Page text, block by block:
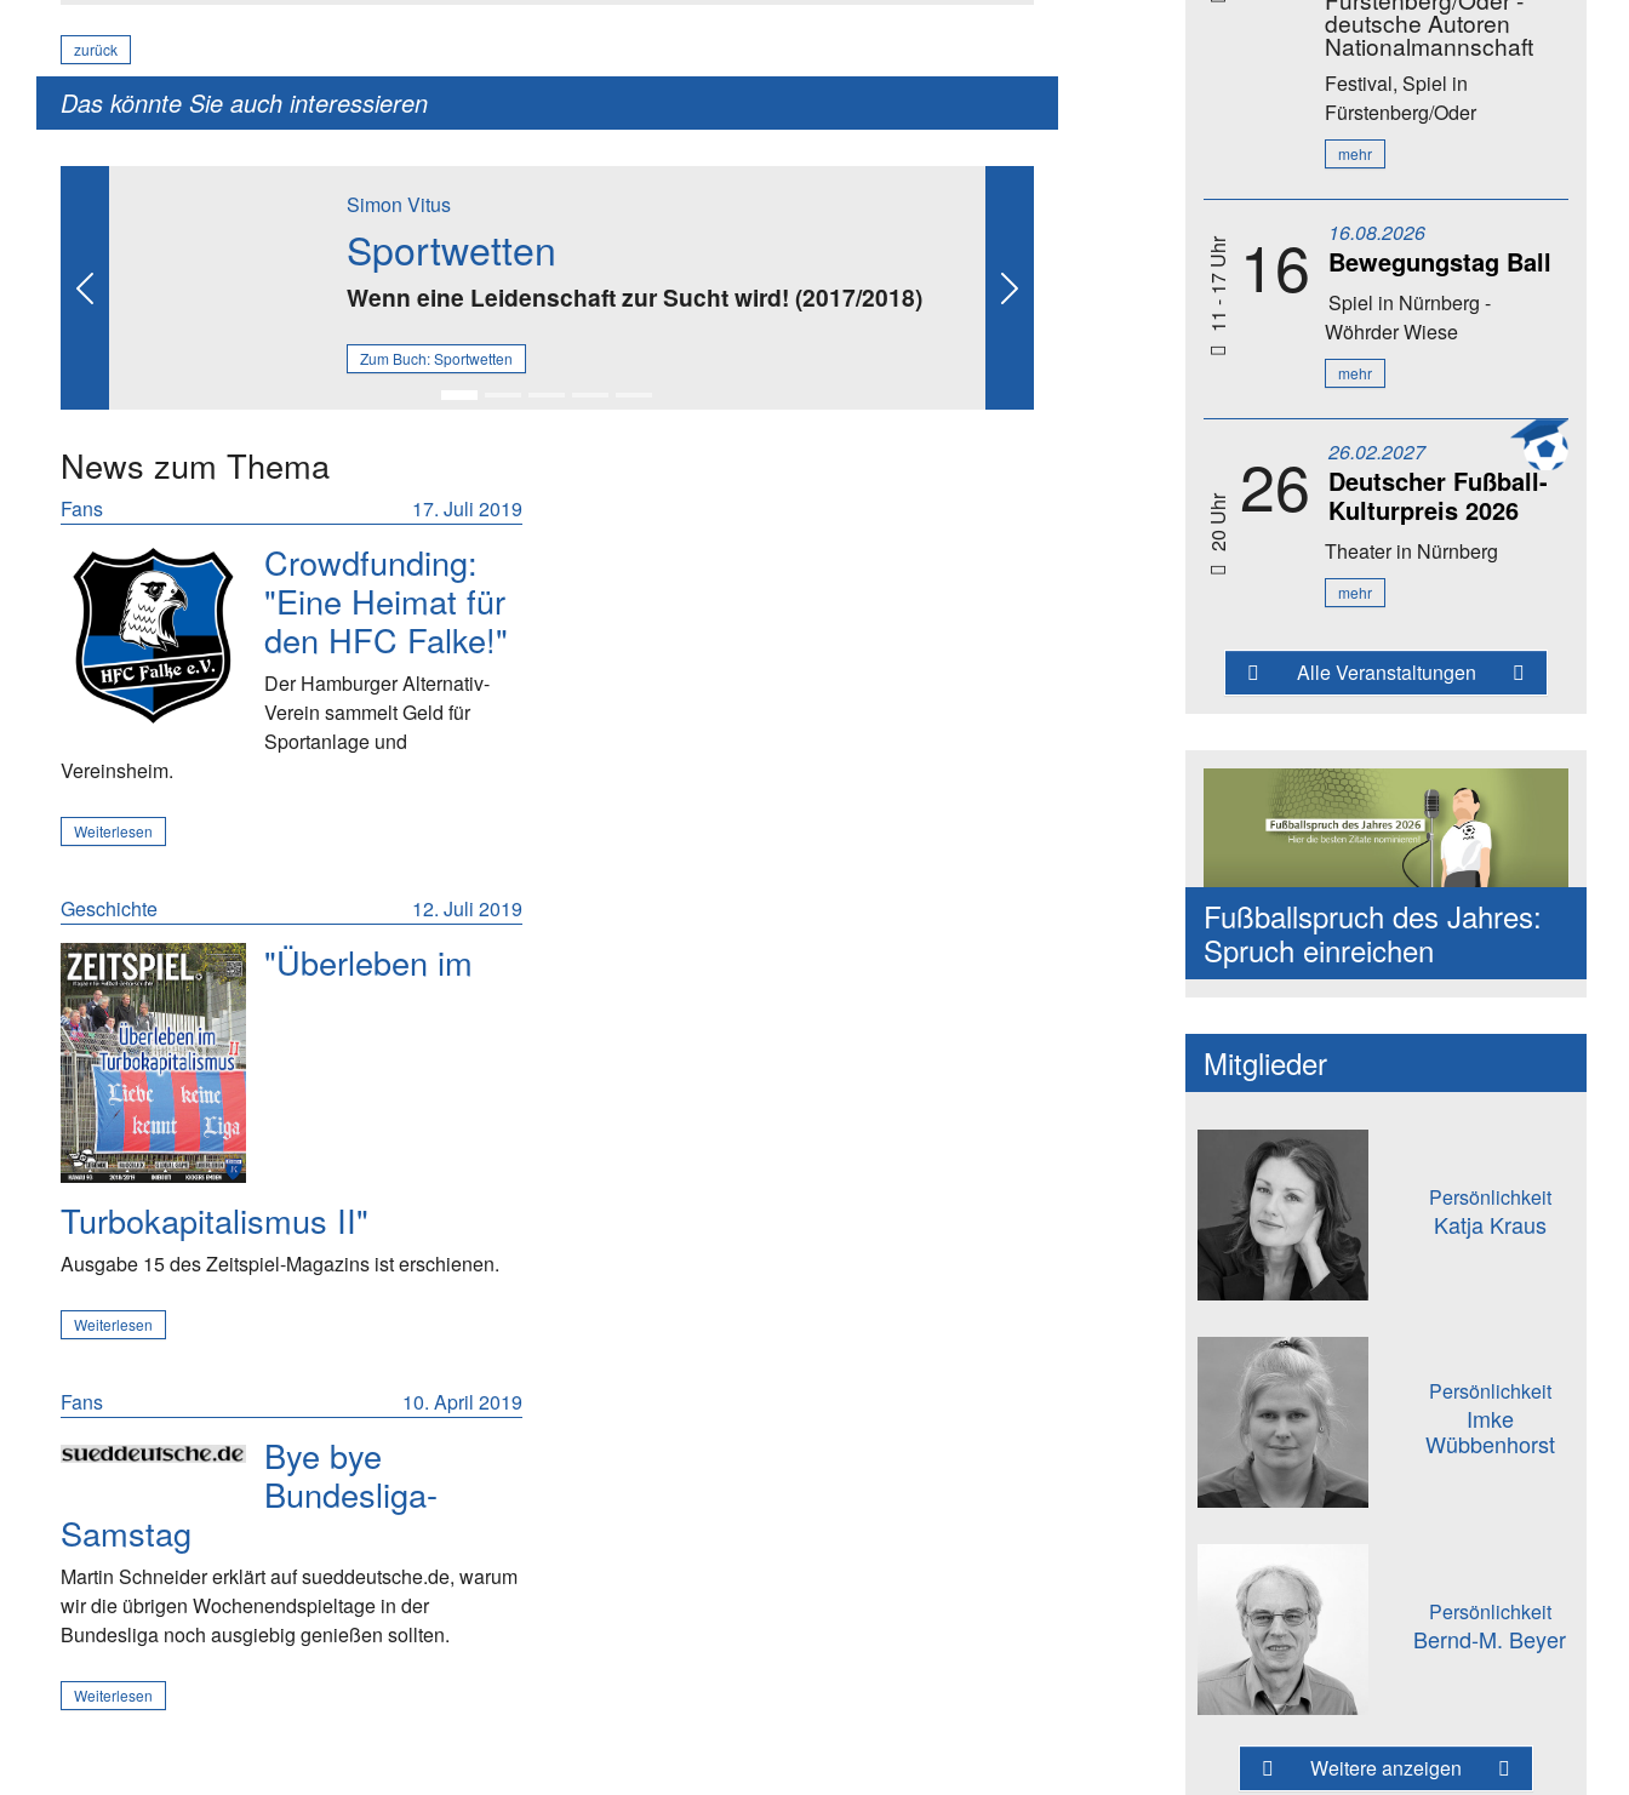
zurück
Das könnte Sie auch interessieren
Simon Vitus
Sportwetten
Wenn eine Leidenschaft zur Sucht wird! (2017/2018)
Zum Buch:Sportwetten
Previous Next
News zum Thema
17. Juli 2019
Fans
Crowdfunding:
"Eine Heimat für
den HFC Falke!"
Der Hamburger Alternativ-
Verein sammelt Geld für
Sportanlage und
Vereinsheim.
Weiterlesen
12. Juli 2019
Geschichte
"Überleben im
Turbokapitalismus II"
Ausgabe 15 des Zeitspiel-Magazins ist erschienen.
Weiterlesen
10. April 2019
Fans
Bye bye
Bundesliga-
Samstag
Martin Schneider erklärt auf sueddeutsche.de, warum
wir die übrigen Wochenendspieltage in der
Bundesliga noch ausgiebig genießen sollten.
Weiterlesen
deutsche Autoren
Nationalmannschaft
Festival, Spiel in
Fürstenberg/Oder
mehr
11 - 17 Uhr 16 16.08.2026
Bewegungstag Ball
Spiel in Nürnberg -
Wöhrder Wiese
mehr
20 Uhr 26 26.02.2027
Deutscher Fußball-
Kulturpreis 2026
Theaterin Nürnberg
mehr
Alle Veranstaltungen
Fußballspruch des Jahres:
Spruch einreichen
Mitglieder
Persönlichkeit
Katja Kraus
Persönlichkeit
Imke
Wübbenhorst
Persönlichkeit
Bernd-M. Beyer
Weitere anzeigen